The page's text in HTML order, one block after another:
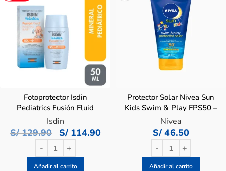
Fotoprotector Isdin
Pediatrics Fusión Fluid
Mineral Baby FPS 50 –
Frasco 50 ML
Isdin
S/129.90 S/114.90
Añadir al carrito
Protector Solar Nivea Sun
Kids Swim & Play FPS50 –
Frasco 150 ML
Nivea
S/46.50
Añadir al carrito